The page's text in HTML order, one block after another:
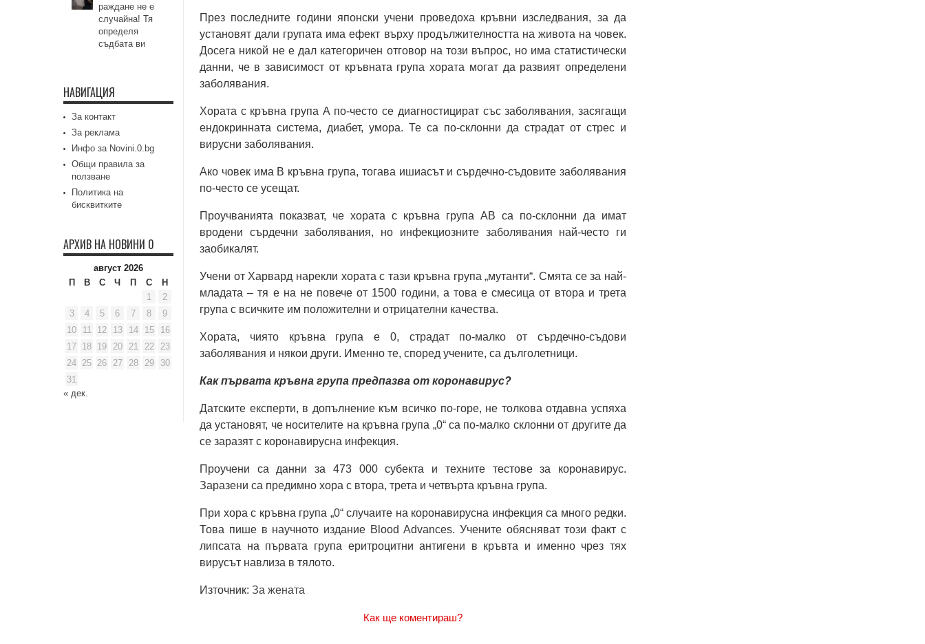
През последните години японски учени проведоха кръвни изследвания, за да
установят дали групата има ефект върху продължителността на живота на човек.
Досега никой не е дал категоричен отговор на този въпрос, но има статистически
данни, че в зависимост от кръвната група хората могат да развият определени
заболявания.
Хората с кръвна група А по-често се диагностицират със заболявания, засягащи
ендокринната система, диабет, умора. Те са по-склонни да страдат от стрес и
вирусни заболявания.
Ако човек има В кръвна група, тогава ишиасът и сърдечно-съдовите заболявания
по-често се усещат.
Проучванията показват, че хората с кръвна група АВ са по-склонни да имат
вродени сърдечни заболявания, но инфекциозните заболявания най-често ги
заобикалят.
Учени от Харвард нарекли хората с тази кръвна група „мутанти“. Смята се за най-
младата – тя е на не повече от 1500 години, а това е смесица от втора и трета
група с всичките им положителни и отрицателни качества.
Хората, чиято кръвна група е 0, страдат по-малко от сърдечно-съдови
заболявания и някои други. Именно те, според учените, са дълголетници.
Как първата кръвна група предпазва от коронавирус?
Датските експерти, в допълнение към всичко по-горе, не толкова отдавна успяха
да установят, че носителите на кръвна група „0“ са по-малко склонни от другите да
се заразят с коронавирусна инфекция.
Проучени са данни за 473 000 субекта и техните тестове за коронавирус.
Заразени са предимно хора с втора, трета и четвърта кръвна група.
При хора с кръвна група „0“ случаите на коронавирусна инфекция са много редки.
Това пише в научното издание Blood Advances. Учените обясняват този факт с
липсата на първата група еритроцитни антигени в кръвта и именно чрез тях
вирусът навлиза в тялото.
Източник: За жената
Как ще коментираш?
раждане не е
случайна! Тя
определя
съдбата ви
НАВИГАЦИЯ
За контакт
За реклама
Инфо за Novini.0.bg
Общи правила за
ползване
Политика на
бисквитките
АРХИВ НА НОВИНИ 0
август 2026
П
В С Ч П С
Н
1
2
3
4 5 6 7 8
9
10
11 12 13 14 15
16
17 18 19 20 21 22
23
24 25 26 27 28 29
30
31
« дек.